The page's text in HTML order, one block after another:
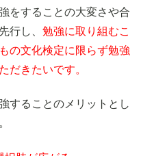
をすることの大変さや合
行し、 勉強に取り組むこ
の文化検定に限らず勉強
だきたいです。
することのメリットとし